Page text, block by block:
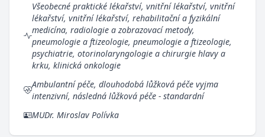
Všeobecné praktické lékařství, vnitřní lékařství, vnitřní
lékařství, vnitřní lékařství, rehabilitační a fyzikální
medicína, radiologie a zobrazovací metody,
pneumologie a ftizeologie, pneumologie a ftizeologie,
psychiatrie, otorinolaryngologie a chirurgie hlavy a
krku, klinická onkologie
Ambulantní péče, dlouhodobá lůžková péče vyjma
intenzivní, následná lůžková péče - standardní
MUDr. Miroslav Polívka